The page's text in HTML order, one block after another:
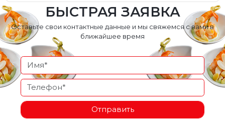
БЫСТРАЯ ЗАЯВКА
Оставьте свои контактные данные и мы свяжемся с вами в
ближайшее время
Отправить